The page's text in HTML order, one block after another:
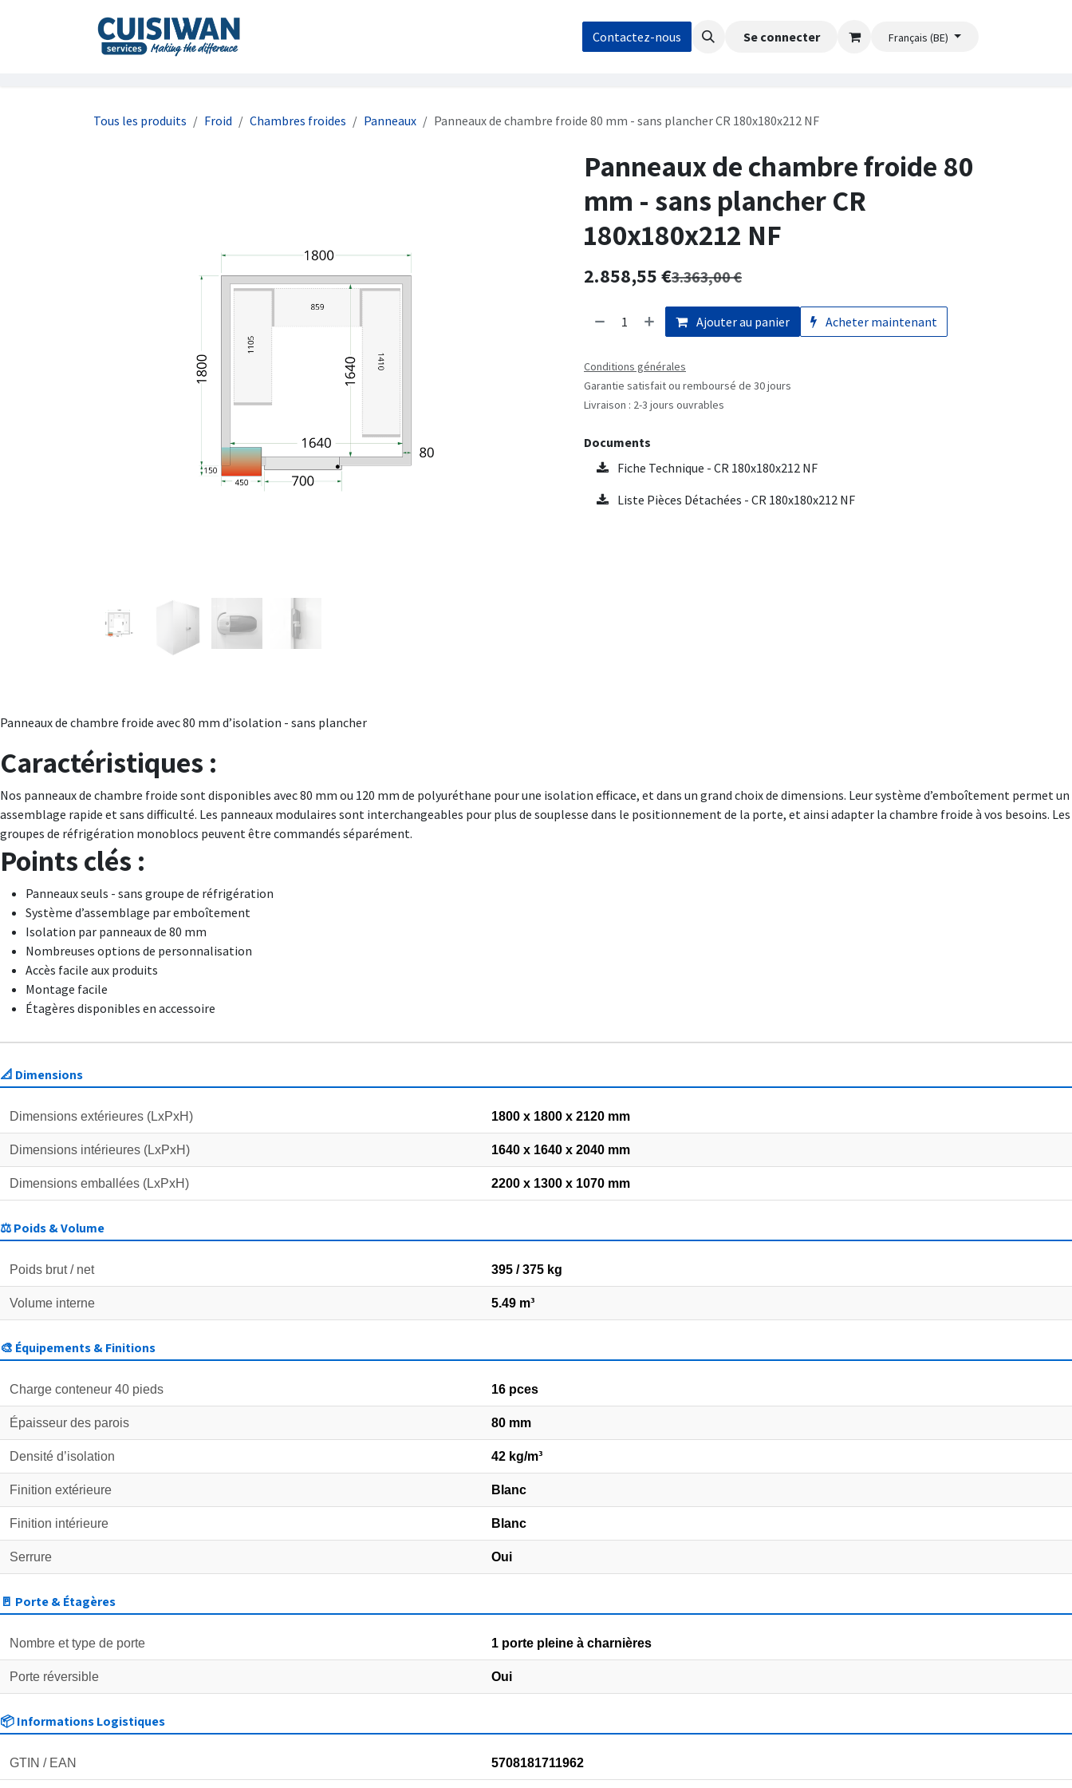
Contact / Demande de devis Boutique
Contactez-nous Se connecter Français (BE)
Tous les produits Froid Chambres froides Panneaux Panneaux de chambre froide 80 mm - sans plancher CR 180x180x212 NF
Panneaux de chambre froide 80
mm - sans plancher CR
180x180x212 NF
2.858,55€3.363,00€
Ajouter au panier Acheter maintenant
Conditions générales
Garantie satisfait ou remboursé de 30 jours
Livraison : 2-3 jours ouvrables
Documents
Fiche Technique - CR 180x180x212 NF
Liste Pièces Détachées - CR 180x180x212 NF
Panneaux de chambre froide avec 80 mm d’isolation - sans plancher
Caractéristiques :
Nos panneaux de chambre froide sont disponibles avec 80 mm ou 120 mm de polyuréthane pour une isolation efficace, et dans un grand choix de dimensions. Leur système d’emboîtement permet un
assemblage rapide et sans difficulté. Les panneaux modulaires sont interchangeables pour plus de souplesse dans le positionnement de la porte, et ainsi adapter la chambre froide à vos besoins. Les
groupes de réfrigération monoblocs peuvent être commandés séparément.
Points clés :
Panneaux seuls - sans groupe de réfrigération
Système d’assemblage par emboîtement
Isolation par panneaux de 80 mm
Nombreuses options de personnalisation
Accès facile aux produits
Montage facile
Étagères disponibles en accessoire
📐 Dimensions
Dimensions extérieures (LxPxH) 1800 x 1800 x 2120 mm
Dimensions intérieures (LxPxH) 1640 x 1640 x 2040 mm
Dimensions emballées (LxPxH) 2200 x 1300 x 1070 mm
⚖️ Poids & Volume
Poids brut / net 395 / 375 kg
Volume interne 5.49 m³
🎨 Équipements & Finitions
Charge conteneur 40 pieds 16 pces
Épaisseur des parois 80 mm
Densité d’isolation 42 kg/m³
Finition extérieure Blanc
Finition intérieure Blanc
Serrure Oui
🚪 Porte & Étagères
Nombre et type de porte 1 porte pleine à charnières
Porte réversible Oui
📦 Informations Logistiques
GTIN / EAN 5708181711962